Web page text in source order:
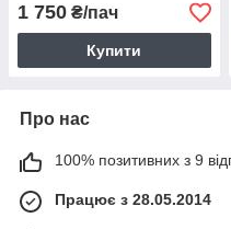
1 750 ₴/пач
Купити
Про нас
100% позитивних з 9
Працює з 28.05.2014